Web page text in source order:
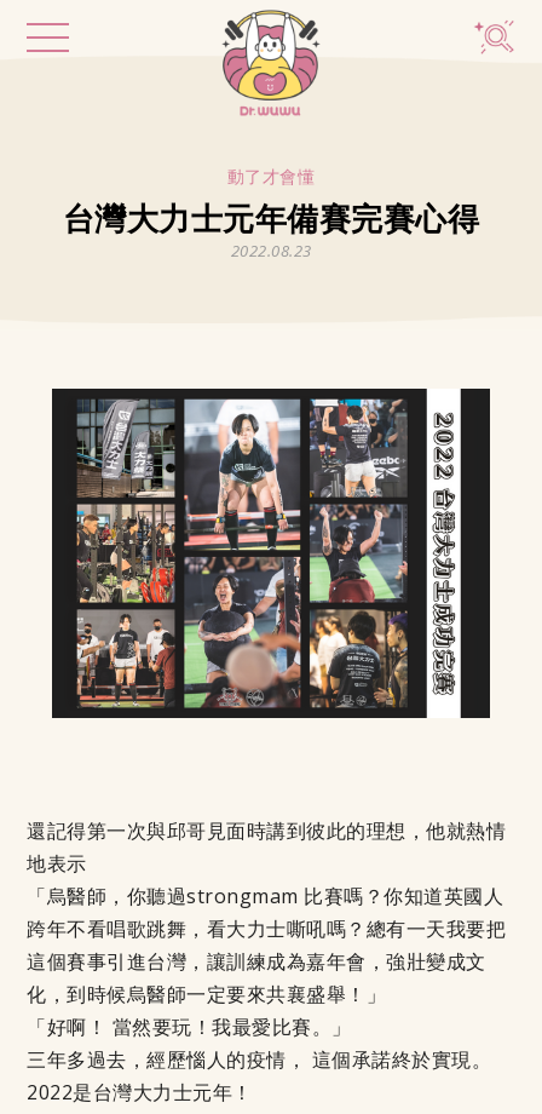
動了才會懂
台灣大力士元年備賽完賽心得
2022.08.23
還記得第一次與邱哥見面時講到彼此的理想，他就熱情
地表示
「烏醫師，你聽過strongmam 比賽嗎？你知道英國人
跨年不看唱歌跳舞，看大力士嘶吼嗎？總有一天我要把
這個賽事引進台灣，讓訓練成為嘉年會，強壯變成文
化，到時候烏醫師一定要來共襄盛舉！」
「好啊！ 當然要玩！我最愛比賽。」
三年多過去，經歷惱人的疫情， 這個承諾終於實現。
2022是台灣大力士元年！